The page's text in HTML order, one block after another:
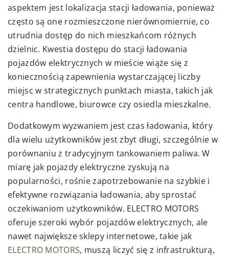
aspektem jest lokalizacja stacji ładowania, ponieważ
często są one rozmieszczone nierównomiernie, co
utrudnia dostęp do nich mieszkańcom różnych
dzielnic. Kwestia dostępu do stacji ładowania
pojazdów elektrycznych w mieście wiąże się z
koniecznością zapewnienia wystarczającej liczby
miejsc w strategicznych punktach miasta, takich jak
centra handlowe, biurowce czy osiedla mieszkalne.
Dodatkowym wyzwaniem jest czas ładowania, który
dla wielu użytkowników jest zbyt długi, szczególnie w
porównaniu z tradycyjnym tankowaniem paliwa. W
miarę jak pojazdy elektryczne zyskują na
popularności, rośnie zapotrzebowanie na szybkie i
efektywne rozwiązania ładowania, aby sprostać
oczekiwaniom użytkowników. ELECTRO MOTORS
oferuje szeroki wybór pojazdów elektrycznych, ale
nawet największe sklepy internetowe, takie jak
ELECTRO MOTORS, muszą liczyć się z infrastrukturą,